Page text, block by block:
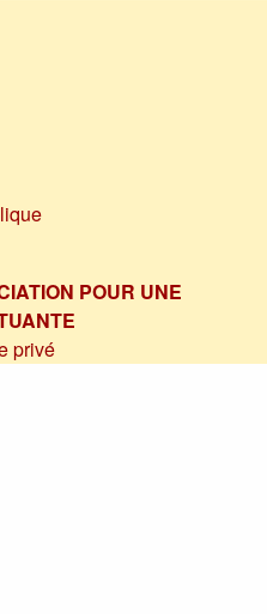
POUR UNE
privé